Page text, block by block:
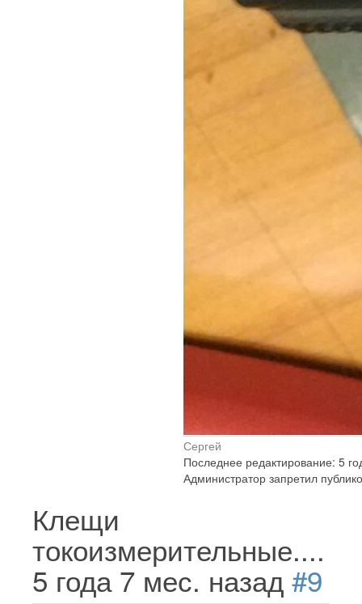
Сергей
Последнее редактирование: 5
Администратор запретил
Клещи
токоизмерительные....
5 года 7 мес. назад #9